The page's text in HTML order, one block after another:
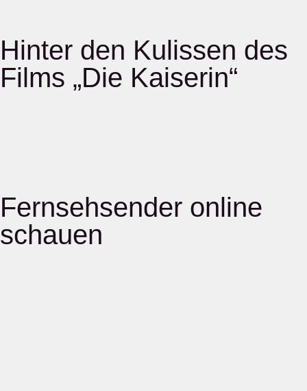
Hinter den Kulissen des
Films „Die Kaiserin“
Fernsehsender online
schauen